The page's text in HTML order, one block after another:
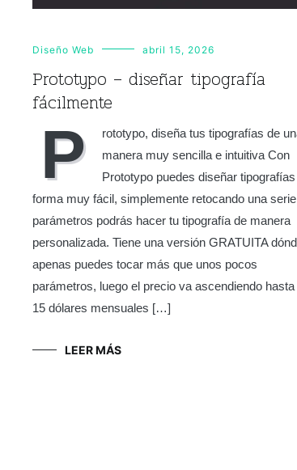
Diseño Web abril 15, 2026
Prototypo – diseñar tipografía
fácilmente
P
rototypo, diseña tus tipografías de
manera muy sencilla e intuitiva Con
Prototypo puedes diseñar
forma muy fácil, simplemente retocando una
parámetros podrás hacer tu tipografía de manera
personalizada. Tiene una versión GRATUITA
apenas puedes tocar más que unos pocos
parámetros, luego el precio va ascendiendo hasta
15 dólares mensuales […]
LEER MÁS